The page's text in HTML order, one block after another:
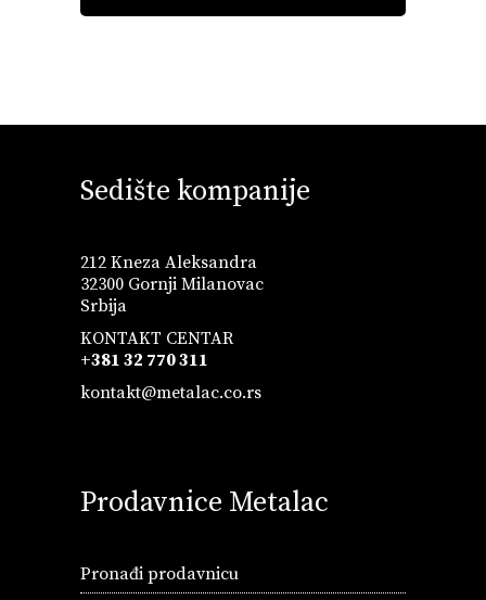
Sedište kompanije
212 Kneza Aleksandra
32300 Gornji Milanovac
Srbija
KONTAKT CENTAR
+381 32 770 311
kontakt@metalac.co.rs
Prodavnice Metalac
Pronađi prodavnicu